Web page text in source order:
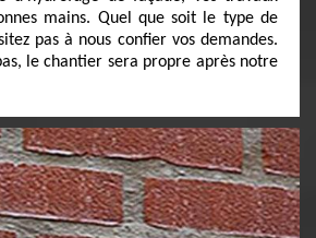
mains. Quel que soit le type de
pas à nous confier vos demandes.
le chantier sera propre après notre